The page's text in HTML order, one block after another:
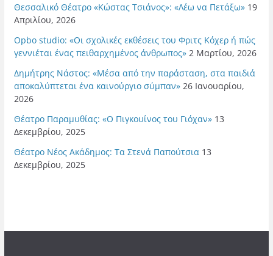
Θεσσαλικό Θέατρο «Κώστας Τσιάνος»: «Λέω να Πετάξω» 19
Απριλίου, 2026
Opbo studio: «Οι σχολικές εκθέσεις του Φριτς Κόχερ ή πώς
γεννιέται ένας πειθαρχημένος άνθρωπος» 2 Μαρτίου, 2026
Δημήτρης Νάστος: «Μέσα από την παράσταση, στα παιδιά
αποκαλύπτεται ένα καινούργιο σύμπαν» 26 Ιανουαρίου,
2026
Θέατρο Παραμυθίας: «Ο Πιγκουίνος του Γιόχαν» 13
Δεκεμβρίου, 2025
Θέατρο Νέος Ακάδημος: Τα Στενά Παπούτσια 13
Δεκεμβρίου, 2025